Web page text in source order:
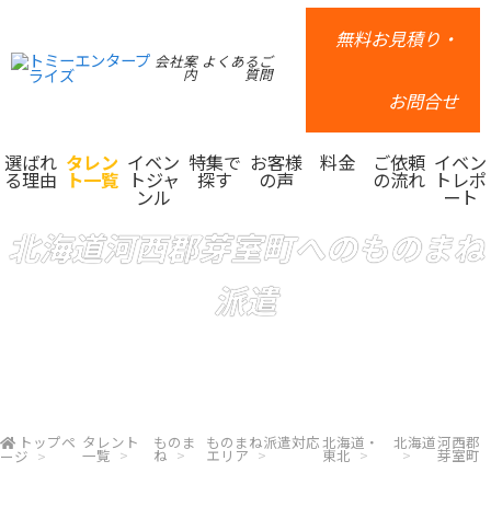
会社案
内
よくあるご
質問
無料お見積り・
お問合せ
選ばれ
る理由
タレン
ト一覧
イベン
トジャ
ンル
特集で
探す
お客様
の声
料金 ご依頼
の流れ
イベン
トレポ
ート
北海道河西郡芽室町へのものまね
派遣
トップペ
ージ
タレント
一覧
ものま
ね
ものまね派遣対応
エリア
北海道・
東北
北海道河西郡
芽室町